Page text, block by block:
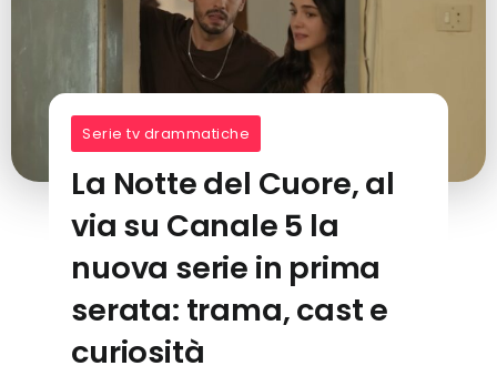
Serie tv drammatiche
La Notte del Cuore, al
via su Canale 5 la
nuova serie in prima
serata: trama, cast e
curiosità